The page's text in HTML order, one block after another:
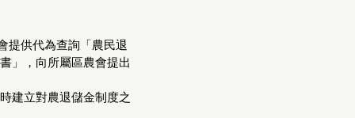
提供代為查詢「農民退
」，向所屬區農會提出
建立對農退儲金制度之